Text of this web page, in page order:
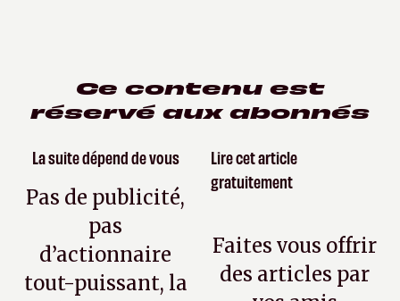
Ce contenu est
réservé aux abonnés
La suite dépend de vous
Pas de publicité,
pas
d’actionnaire
tout-puissant, la
Lire cet article
gratuitement
Faites vous offrir
des articles par